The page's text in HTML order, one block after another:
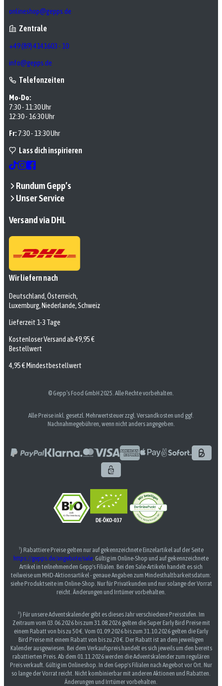
onlineshop@gepps.de
Zentrale
+49 (89) 4141603 - 10
info@gepps.de
Telefonzeiten
Mo-Do:
7:30 - 11:30 Uhr
12:30 - 16:30 Uhr
Fr:7:30 - 13:30 Uhr
Lass dich inspirieren
Rundum Gepp’s
Unser Service
Versand via DHL
Wir liefern nach
Deutschland, Österreich,
Luxemburg, Niederlande, Schweiz
Lieferzeit 1-3 Tage
Kostenloser Versand ab 49,95 €
Bestellwert
4,95 € Mindestbestellwert
© Gepp’s Food GmbH 2025. Alle Rechte vorbehalten.
Alle Preise inkl. gesetzl. Mehrwertsteuer zzgl. Versandkosten und ggf.
Nachnahmegebühren, wenn nicht anders angegeben.
¹) Rabattiere Preise gelten nur auf gekennzeichnete Einzelartikel auf der Seite
https://gepps.de/angebote/sale . Gültig im Online-Shop und auf gekennzeichnete
Artikel in teilnehmenden Gepp's Filialen. Bei den Sale-Artikeln handelt es sich
teilweise um MHD-Aktionsartikel - genaue Angaben zum Mindesthaltbarkeitsdatum:
siehe Produktseite im Online-Shop. Nur für Privatkunden und nur solange der Vorrat
reicht. Änderungen und Irrtümer vorbehalten.
³) Für unsere Adventskalender gibt es dieses Jahr verschiedene Preisstufen. Im
Zeitraum vom 03.06.2026 bis zum 31.08.2026 gelten die Super Early Bird Preise mit
einem Rabatt von bis zu 50 €. Vom 01.09.2026 bis zum 31.10.2026 gelten die Early
Bird Preise mit einem Rabatt von bis zu 20 €. Der Rabatt ist an dem jeweiligen
Kalender ausgewiesen. Bei dem Verkaufspreis handelt es sich jeweils um den bereits
rabattierten Preis. Ab dem 01.11.2026 werden die Adventskalender zum regulären
Preis verkauft. Gültig im Onlineshop. In den Gepp's Filialen nach Angebot vor Ort. Nur
so lange der Vorrat reicht. Nicht kombinierbar mit anderen Aktionen und Rabatten.
Änderungen und Irrtümer vorbehalten.